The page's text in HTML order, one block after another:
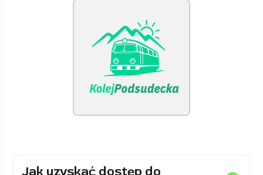
Jak uzyskać dostęp do